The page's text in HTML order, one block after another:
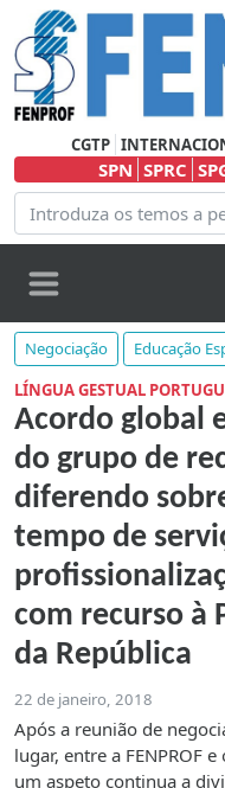
CGTP
SPN SPRC
Negociação Educação
LÍNGUA GESTUAL
Acordo global
do grupo de
diferendo
tempo de
com recurso à
da República
22 de janeiro, 2018
Após a reunião de
lugar, entre a FENPROF
um aspeto continua a